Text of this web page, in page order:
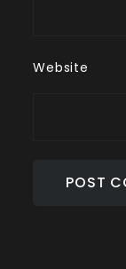
Website